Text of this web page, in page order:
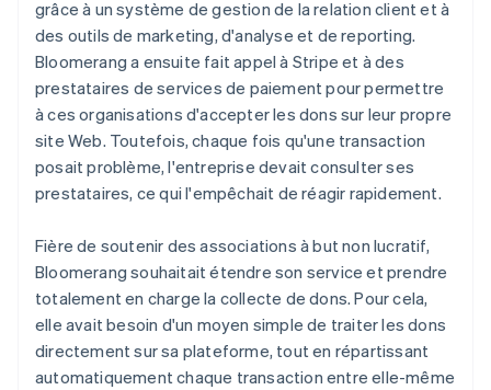
grâce à un système de gestion de la relation client et à
des outils de marketing, d'analyse et de reporting.
Bloomerang a ensuite fait appel à Stripe et à des
prestataires de services de paiement pour permettre
à ces organisations d'accepter les dons sur leur propre
site Web. Toutefois, chaque fois qu'une transaction
posait problème, l'entreprise devait consulter ses
prestataires, ce qui l'empêchait de réagir rapidement.
Fière de soutenir des associations à but non lucratif,
Bloomerang souhaitait étendre son service et prendre
totalement en charge la collecte de dons. Pour cela,
elle avait besoin d'un moyen simple de traiter les dons
directement sur sa plateforme, tout en répartissant
automatiquement chaque transaction entre elle-même